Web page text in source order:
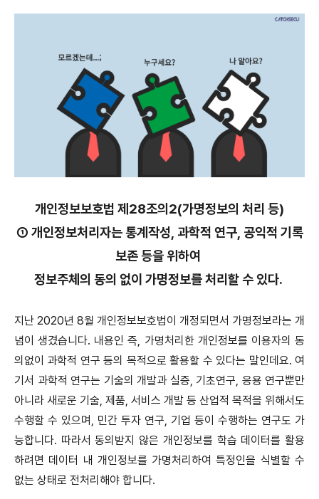
개인정보보호법 제28조의2(가명정보의 처리 등)
① 개인정보처리자는 통계작성, 과학적 연구, 공익적 기록
보존 등을 위하여
정보주체의 동의 없이 가명정보를 처리할 수 있다.
지난 2020년 8월 개인정보보호법이 개정되면서 가명정보라는 개
념이 생겼습니다. 내용인 즉, 가명처리한 개인정보를 이용자의 동
의없이 과학적 연구 등의 목적으로 활용할 수 있다는 말인데요. 여
기서 과학적 연구는 기술의 개발과 실증, 기초연구, 응용 연구뿐만
아니라 새로운 기술, 제품, 서비스 개발 등 산업적 목적을 위해서도
수행할 수 있으며, 민간 투자 연구, 기업 등이 수행하는 연구도 가
능합니다. 따라서 동의받지 않은 개인정보를 학습 데이터를 활용
하려면 데이터 내 개인정보를 가명처리하여 특정인을 식별할 수
없는 상태로 전처리해야 합니다.